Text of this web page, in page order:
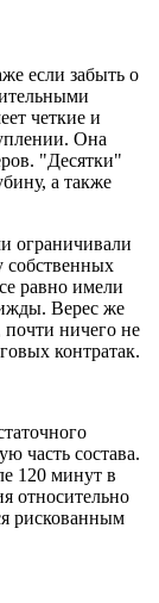
если забыть о
четкие и
Она
"Десятки"
а также
ограничивали
собственных
равно имели
Верес же
почти ничего не
контратак.
часть состава.
120 минут в
относительно
рискованным